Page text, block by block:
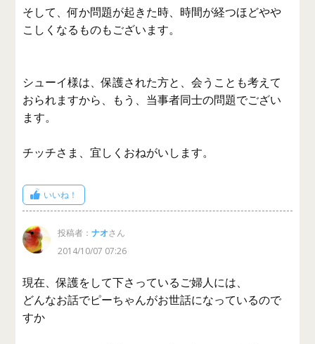
そして、何か問題が起きた時、時間が経つほどやや
こしくなるものもございます。
シューイ様は、保護された方と、会うことも考えて
おられますから、もう、当事者同士の問題でござい
ます。
チッチさま、宜しくおねがいします。
いいね！
投稿者：ナオさん
2014/10/07 07:26
現在、保護をして下さっているご婦人には、
どんなお話でピーちゃんがお世話になっているので
すか